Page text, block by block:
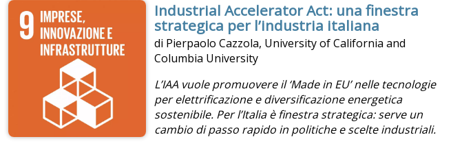
Industrial Accelerator Act: una finestra
strategica per l’industria italiana
di Pierpaolo Cazzola, University of California and
Columbia University
L’IAA vuole promuovere il ‘Made in EU’ nelle tecnologie
per elettrificazione e diversificazione energetica
sostenibile. Per l’Italia è finestra strategica: serve un
cambio di passo rapido in politiche e scelte industriali.